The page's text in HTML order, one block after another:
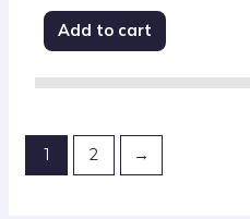
out
of
Add to cart
1 2 →